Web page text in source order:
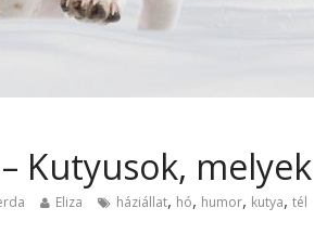
Kutyusok,
Eliza háziállat, hó, humor, kutya, tél